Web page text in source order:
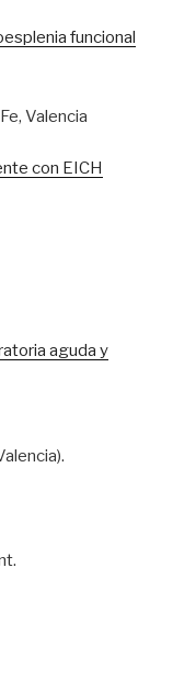
funcional
Valencia
con EICH
aguda y